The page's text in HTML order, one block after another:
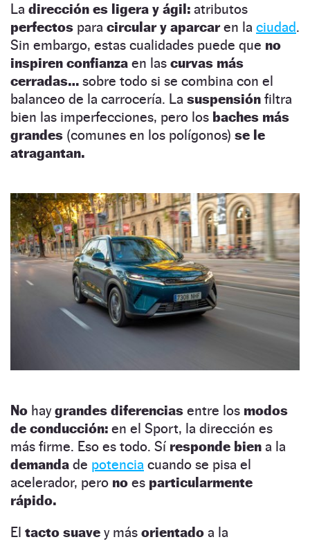
La dirección es ligera y ágil: atributos
perfectos para circular y aparcaren la ciudad.
Sin embargo, estas cualidades puede que no
inspiren confianza en las curvas más
cerradas… sobre todo si se combina con el
balanceo de la carrocería. La suspensión filtra
bien las imperfecciones, pero los baches más
grandes (comunes en los polígonos) se le
atragantan.
No haygrandes diferencias entre los modos
de conducción: en el Sport, la dirección es
más firme. Eso es todo. Sí responde bien a la
demanda de potencia cuando se pisa el
acelerador, pero no es particularmente
rápido.
El tacto suave y más orientado a la